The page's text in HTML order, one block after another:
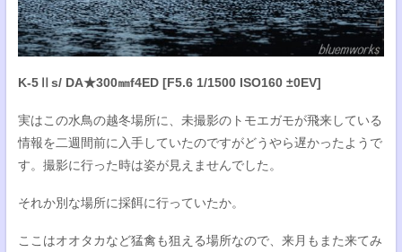
K-5Ⅱs/ DA★300㎜f4ED [F5.6 1/1500 ISO160 ±0EV]
実はこの水鳥の越冬場所に、未撮影のトモエガモが飛来している
情報を二週間前に入手していたのですがどうやら遅かったようで
す。撮影に行った時は姿が見えませんでした。
それか別な場所に採餌に行っていたか。
ここはオオタカなど猛禽も狙える場所なので、来月もまた来てみ